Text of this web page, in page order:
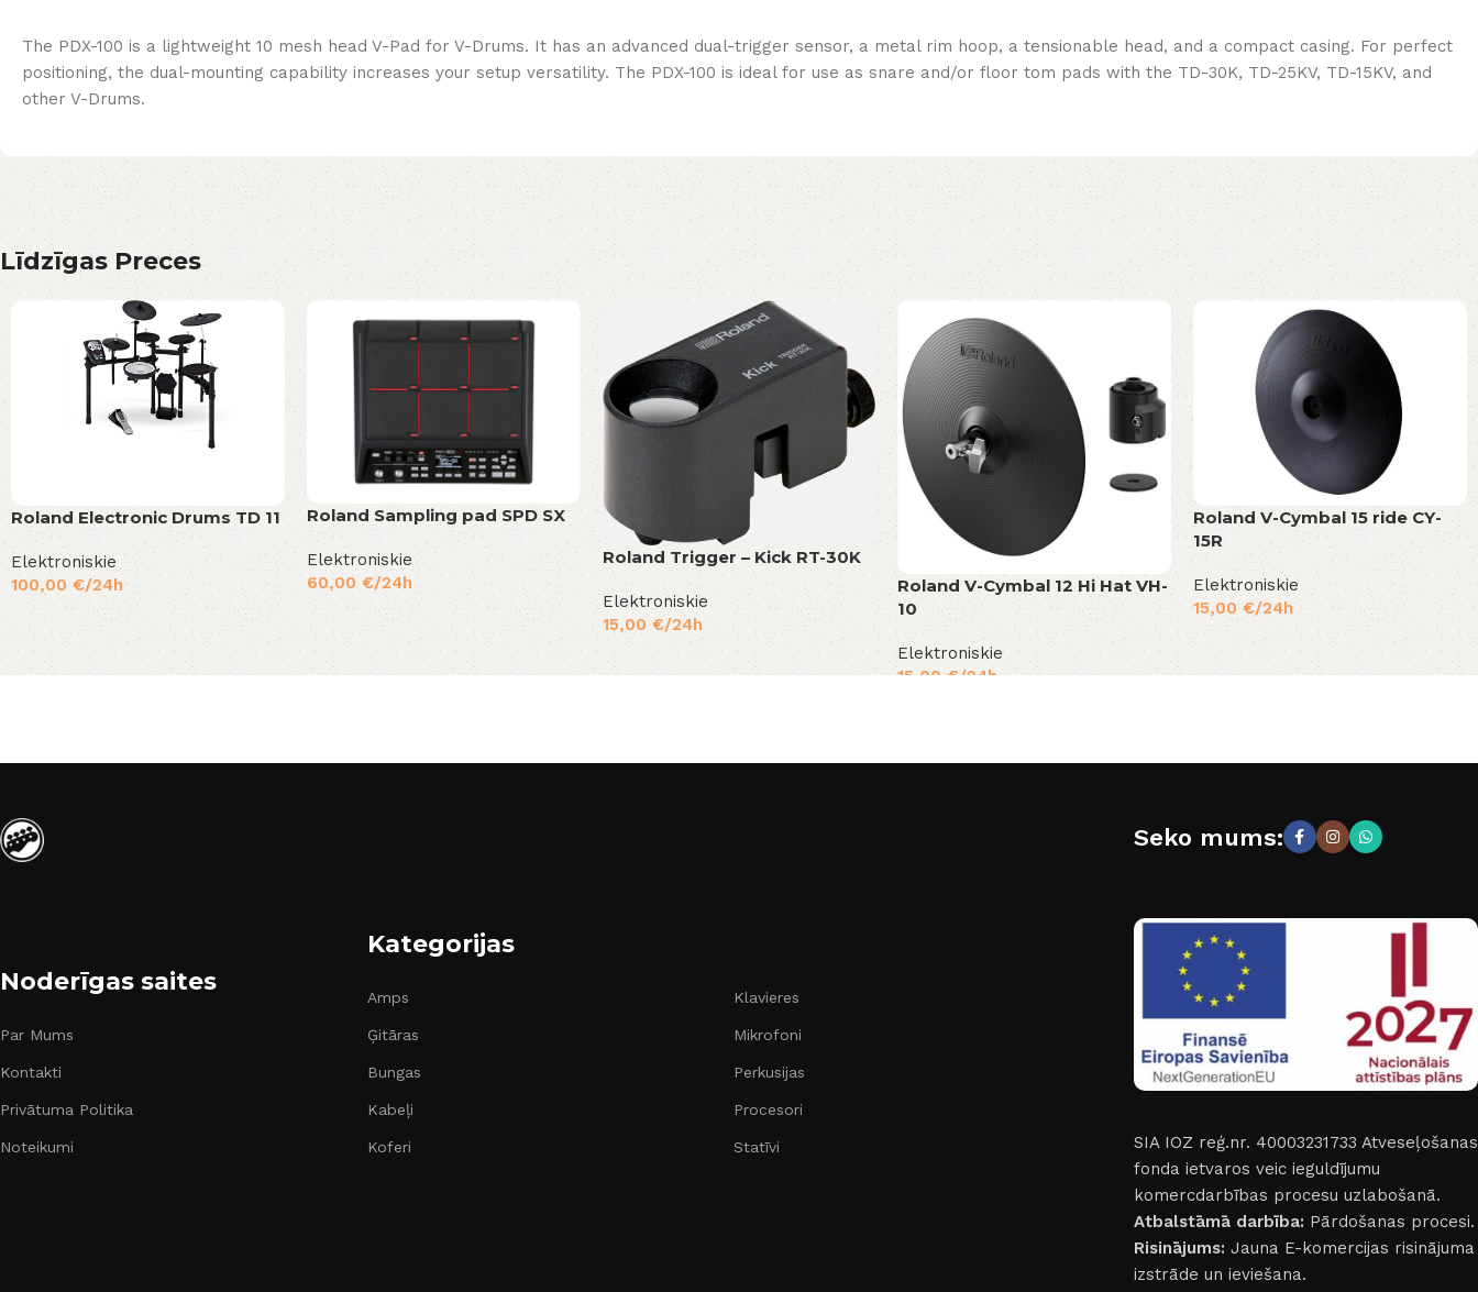
The PDX-100 is a lightweight 10 mesh head V-Pad for V-Drums. It has an advanced dual-trigger sensor, a metal rim hoop, a tensionable head, and a compact casing. For perfect
positioning, the dual-mounting capability increases your setup versatility. The PDX-100 is ideal for use as snare and/or floor tom pads with the TD-30K, TD-25KV, TD-15KV, and
other V-Drums.
Līdzīgas Preces
Roland Electronic Drums TD 11
Elektroniskie
100,00 €/24h
Roland Sampling pad SPD SX
Elektroniskie
60,00 €/24h
Roland Trigger – Kick RT-30K
Elektroniskie
15,00 €/24h
Roland V-Cymbal 12 Hi Hat VH-
10
Elektroniskie
15,00€/24h
Roland V-Cymbal 15 ride CY-
15R
Elektroniskie
15,00€/24h
Noderīgas saites
Par Mums
Kontakti
Privātuma Politika
Noteikumi
Kategorijas
Amps
Ģitāras
Bungas
Kabeļi
Koferi
Klavieres
Mikrofoni
Perkusijas
Procesori
Statīvi
Seko mums:
SIA IOZ reģ.nr. 40003231733 Atveseļošanas
fonda ietvaros veic ieguldījumu
komercdarbības procesu uzlabošanā.
Atbalstāmā darbība: Pārdošanas procesi.
Risinājums: Jauna E-komercijas risinājuma
izstrāde un ieviešana.